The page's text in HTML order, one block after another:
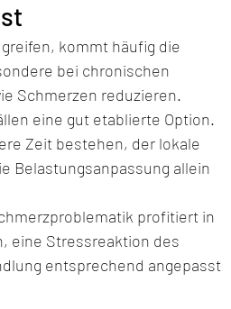
kommt häufig die
bei chronischen
Schmerzen reduzieren.
eine gut etablierte Option.
Zeit bestehen, der lokale
Belastungsanpassung allein
profitiert in
eine Stressreaktion des
entsprechend angepasst